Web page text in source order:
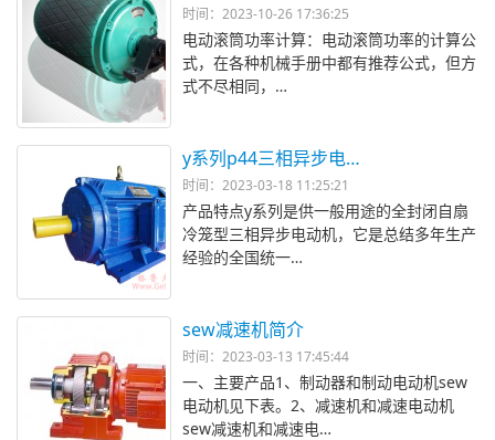
时间：2023-10-26 17:36:25
电动滚筒功率计算：电动滚筒功率的计算公
式，在各种机械手册中都有推荐公式，但方
式不尽相同，…
y系列p44三相异步电…
时间：2023-03-18 11:25:21
产品特点y系列是供一般用途的全封闭自扇
冷笼型三相异步电动机，它是总结多年生产
经验的全国统一…
sew减速机简介
时间：2023-03-13 17:45:44
一、主要产品1、制动器和制动电动机sew
电动机见下表。2、减速机和减速电动机
sew减速机和减速电…